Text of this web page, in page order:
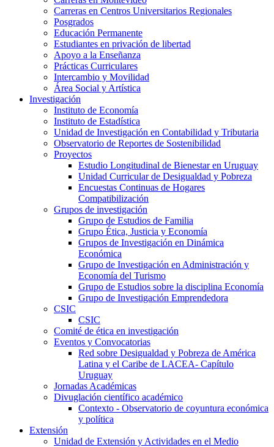
Carreras en Centros Universitarios Regionales
Posgrados
Educación Permanente
Estudiantes en privación de libertad
Apoyo a la Enseñanza
Prácticas Curriculares
Intercambio y Movilidad
Área Social y Artística
Investigación
Instituto de Economía
Instituto de Estadística
Unidad de Investigación en Contabilidad y Tributaria
Observatorio de Reportes de Sostenibilidad
Proyectos
Estudio Longitudinal de Bienestar en Uruguay
Unidad Curricular de Desigualdad y Pobreza
Encuestas Continuas de Hogares
Compatibilización
Grupos de investigación
Grupo de Estudios de Familia
Grupo Ética, Justicia y Economía
Grupos de Investigación en Dinámica
Económica
Grupo de Investigación en Administración y
Economía del Turismo
Grupo de Estudios sobre la disciplina Economía
Grupo de Investigación Emprendedora
CSIC
CSIC
Comité de ética en investigación
Eventos y Convocatorias
Red sobre Desigualdad y Pobreza de América
Latina y el Caribe de LACEA- Capítulo
Uruguay
Jornadas Académicas
Divuglación científico académico
Contexto - Observatorio de coyuntura económica
y política
Extensión
Unidad de Extensión y Actividades en el Medio